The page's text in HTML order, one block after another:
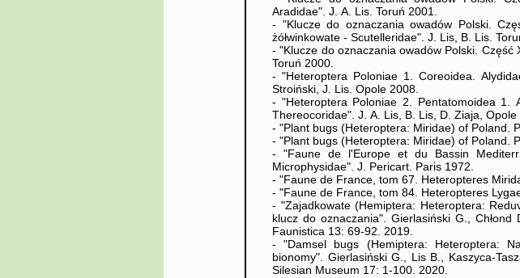
Aradidae". J. A. Lis. Toruń 2001.
- "Klucze do oznaczania owadów Polski.
żółwinkowate - Scutelleridae". J. Lis, B. Lis.
- "Klucze do oznaczania owadów Polski. Część
Toruń 2000.
- "Heteroptera Poloniae 1. Coreoidea.
Stroiński, J. Lis. Opole 2008.
- "Heteroptera Poloniae 2. Pentatomoidea 1.
Thereocoridae". J. A. Lis, B. Lis, D. Ziaja, Opole
- "Plant bugs (Heteroptera: Miridae) of Poland.
- "Plant bugs (Heteroptera: Miridae) of Poland.
- "Faune de l'Europe et du Bassin
Microphysidae". J. Pericart. Paris 1972.
- "Faune de France, tom 67. Heteropteres
- "Faune de France, tom 84. Heteropteres
- "Zajadkowate (Hemiptera: Heteroptera:
klucz do oznaczania". Gierlasiński G.,
Faunistica 13: 69-92. 2019.
- "Damsel bugs (Hemiptera: Heteroptera:
bionomy". Gierlasiński G., Lis B., Kaszyca-
Silesian Museum 17: 1-100. 2020.